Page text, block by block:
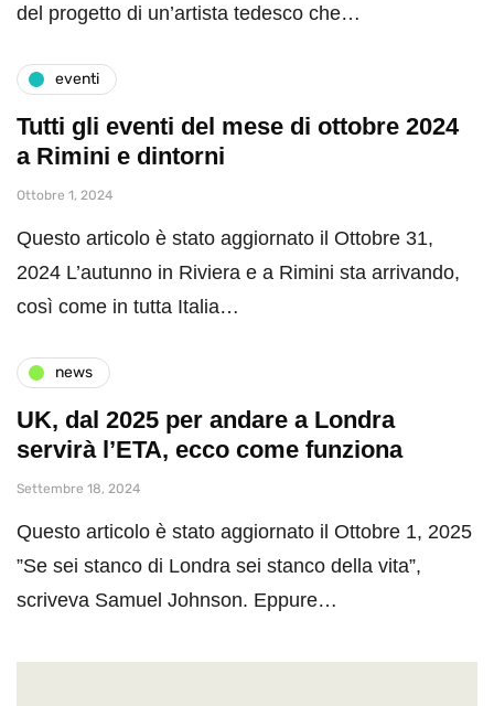
del progetto di un’artista tedesco che…
eventi
Tutti gli eventi del mese di ottobre 2024
a Rimini e dintorni
Ottobre 1, 2024
Questo articolo è stato aggiornato il Ottobre 31,
2024 L’autunno in Riviera e a Rimini sta arrivando,
così come in tutta Italia…
news
UK, dal 2025 per andare a Londra
servirà l’ETA, ecco come funziona
Settembre 18, 2024
Questo articolo è stato aggiornato il Ottobre 1, 2025
”Se sei stanco di Londra sei stanco della vita”,
scriveva Samuel Johnson. Eppure…